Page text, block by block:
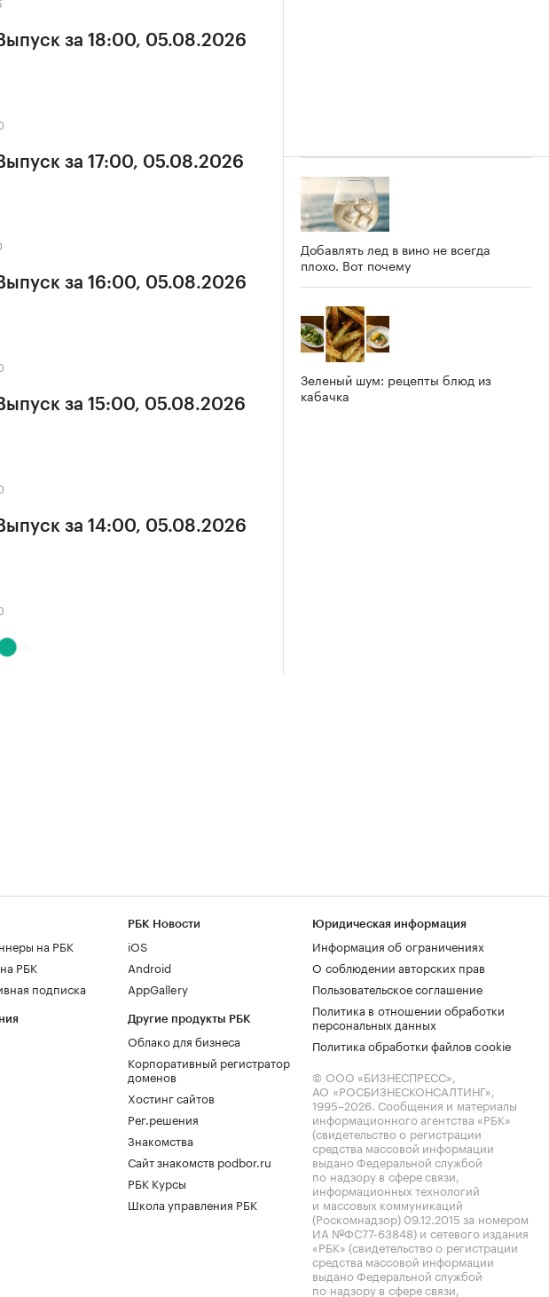
за 18:00, 05.08.2026
за 17:00, 05.08.2026
за 16:00, 05.08.2026
за 15:00, 05.08.2026
за 14:00, 05.08.2026
Добавлять лед в вино не всегда
плохо. Вот почему
Зеленый шум: рецепты блюд из
кабачка
на РБК
РБК
подписка
РБК Новости
iOS
Android
AppGallery
Другие продукты РБК
Облако для бизнеса
Корпоративный регистратор
доменов
Хостинг сайтов
Рег.решения
Знакомства
Сайт знакомств podbor.ru
РБК Курсы
Школа управления РБК
Юридическая информация
Информация об ограничениях
О соблюдении авторских прав
Пользовательское соглашение
Политика в отношении обработки
персональных данных
Политика обработки файлов cookie
© ООО «БИЗНЕСПРЕСС»,
АО «РОСБИЗНЕСКОНСАЛТИНГ»,
1995–2026. Сообщения и материалы
информационного агентства «РБК»
(свидетельство о регистрации
средства массовой информации
выдано Федеральной службой
по надзору в сфере связи,
информационных технологий
и массовых коммуникаций
(Роскомнадзор) 09.12.2015 за номером
ИА №ФС77-63848) и сетевого издания
«РБК» (свидетельство о регистрации
средства массовой информации
выдано Федеральной службой
по надзору в сфере связи,